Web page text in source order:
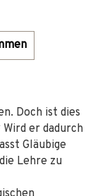
Doch ist dies
er dadurch
Gläubige
Lehre zu